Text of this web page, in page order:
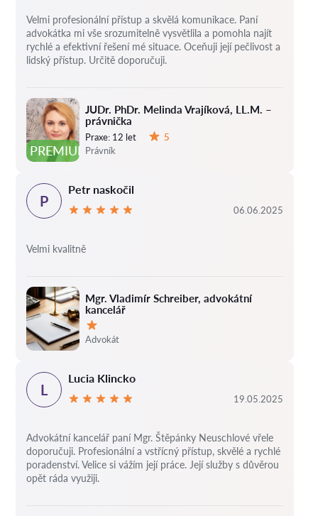
PREMIUM
JUDr. PhDr. Melinda Vrajíková, LL.M. –
právnička
Praxe: 12 let
5
Právník
Velmi profesionální přístup a skvělá komunikace. Paní
advokátka mi vše srozumitelně vysvětlila a pomohla najít
rychlé a efektivní řešení mé situace. Oceňuji její pečlivost a
lidský přístup. Určitě doporučuji.
Mgr. Vladimír Schreiber, advokátní
kancelář
Hodnocení:
Advokát
P
Petr naskočil
06.06.2025
Velmi kvalitně
L
Lucia Klincko
19.05.2025
Advokátní kancelář paní Mgr. Štěpánky Neuschlové vřele
doporučuji. Profesionální a vstřícný přístup, skvělé a rychlé
poradenství. Velice si vážím její práce. Její služby s důvěrou
opět ráda využiji.